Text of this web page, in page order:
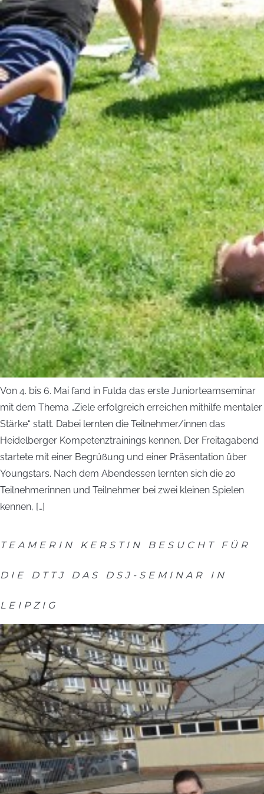
Von 4. bis 6. Mai fand in Fulda das erste Juniorteamseminar
mit dem Thema „Ziele erfolgreich erreichen mithilfe mentaler
Stärke“ statt. Dabei lernten die Teilnehmer/innen das
Heidelberger Kompetenztrainings kennen. Der Freitagabend
startete mit einer Begrüßung und einer Präsentation über
Youngstars. Nach dem Abendessen lernten sich die 20
Teilnehmerinnen und Teilnehmer bei zwei kleinen Spielen
kennen, […]
TEAMERIN KERSTIN BESUCHT FÜR
DIE DTTJ DAS DSJ-SEMINAR IN
LEIPZIG